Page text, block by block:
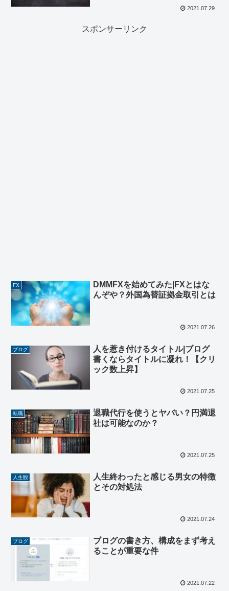
2021.07.29
スポンサーリンク
FX
DMMFXを始めてみた|FXとはな
んぞや？外国為替証拠金取引とは
2021.07.26
ブログ
人を惹き付けるタイトル|ブログ
書くならタイトルに凝れ！【クリ
ック数上昇】
2021.07.25
転職
退職代行を使うとヤバい？円満退
社は可能なのか？
2021.07.25
人生観
人生終わったと感じる男女の特徴
とその対処法
2021.07.24
ブログ
ブログの書き方、構成をまず考え
ることが重要な件
2021.07.22